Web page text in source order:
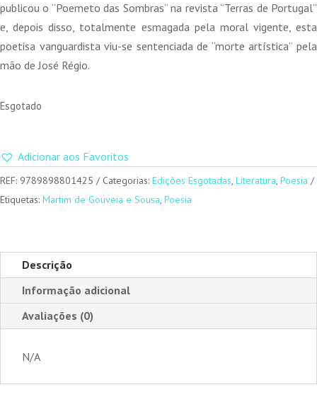
publicou o “Poemeto das Sombras” na revista “Terras de Portugal”
e, depois disso, totalmente esmagada pela moral vigente, esta
poetisa vanguardista viu-se sentenciada de “morte artística” pela
mão de José Régio.
Esgotado
Adicionar aos Favoritos
REF: 9789898801425 Categorias: Edições Esgotadas, Literatura, Poesia
Etiquetas: Martim de Gouveia e Sousa, Poesia
Descrição
Informação adicional
Avaliações (0)
N/A